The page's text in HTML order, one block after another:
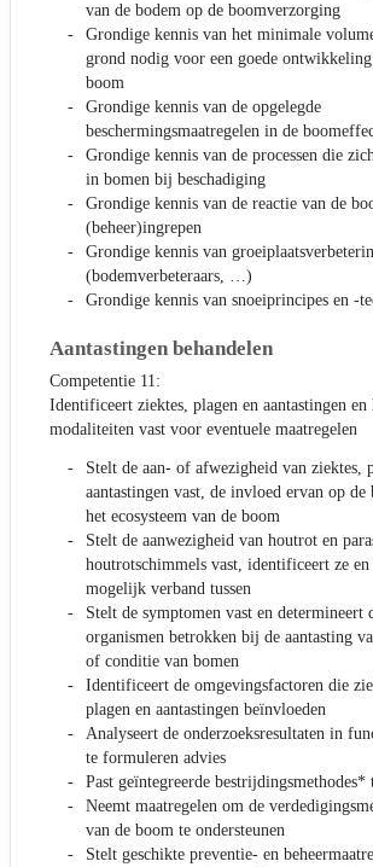
van de bodem op de boomverzorging
Grondige kennis van het minimale
grond nodig voor een goede
boom
Grondige kennis van de opgelegde
beschermingsmaatregelen in de
Grondige kennis van de processen die
in bomen bij beschadiging
Grondige kennis van de reactie van de
(beheer)ingrepen
Grondige kennis van
(bodemverbeteraars, …)
Grondige kennis van snoeiprincipes en -
Aantastingen behandelen
Competentie 11:
Identificeert ziektes, plagen en aantastingen en
modaliteiten vast voor eventuele maatregelen
Stelt de aan- of afwezigheid van ziektes,
aantastingen vast, de invloed ervan op de
het ecosysteem van de boom
Stelt de aanwezigheid van houtrot en
houtrotschimmels vast, identificeert ze en
mogelijk verband tussen
Stelt de symptomen vast en determineert
organismen betrokken bij de aantasting
of conditie van bomen
Identificeert de omgevingsfactoren die
plagen en aantastingen beïnvloeden
Analyseert de onderzoeksresultaten in
te formuleren advies
Past geïntegreerde bestrijdingsmethodes*
Neemt maatregelen om de
van de boom te ondersteunen
Stelt geschikte preventie- en